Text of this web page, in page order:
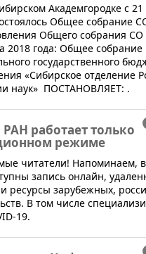
Академгородке с
Общее собрание
Общего собрания
2018 года: Общее собрание
государственного
«Сибирское отделение
наук» ПОСТАНОВЛЯЕТ: .
работает только
режиме
читатели! Напоминаем,
запись онлайн,
ресурсы зарубежных,
В том числе
19.